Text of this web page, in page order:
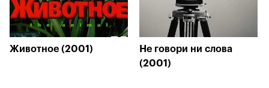
Животное (2001)
Не говори ни слова
(2001)